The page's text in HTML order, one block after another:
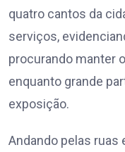
quatro cantos da
serviços,
procurando manter
enquanto grande
exposição.
Andando pelas ruas